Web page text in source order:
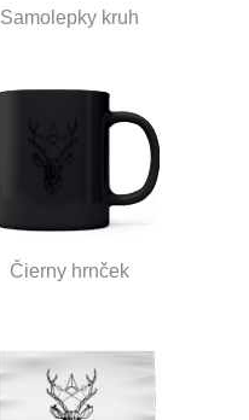
Samolepky kruh
Čierny hrnček